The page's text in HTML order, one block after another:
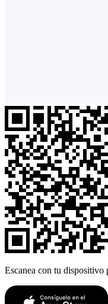
Escanea con tu dispositivo